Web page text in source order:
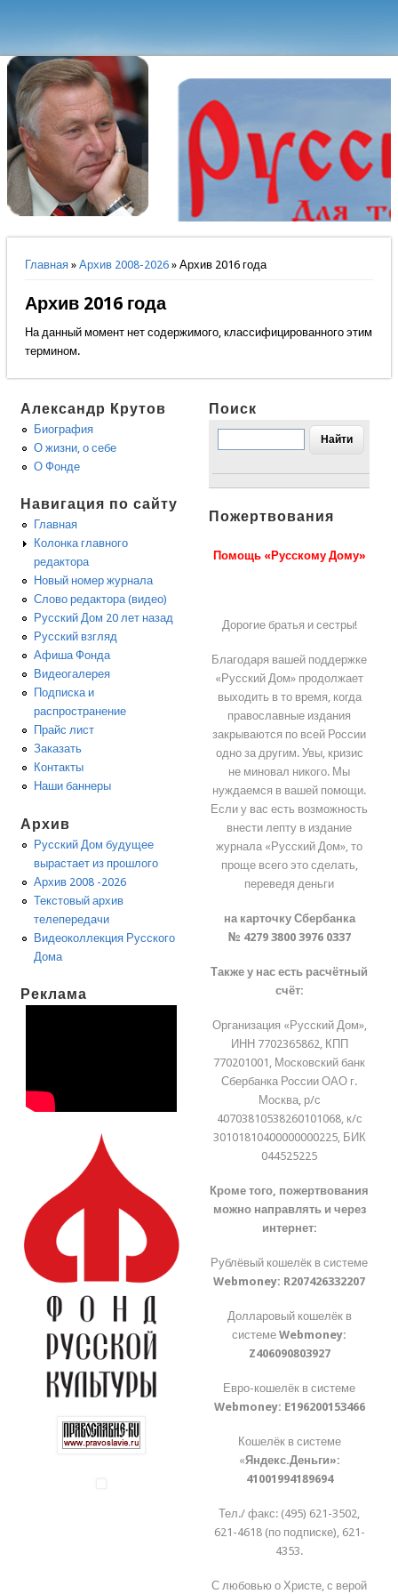
Вы здесь
Главная» Архив 2008-2026» Архив 2016 года
Архив 2016 года
На данный момент нет содержимого, классифицированного этим
термином.
Александр Крутов
Биография
О жизни, о себе
О Фонде
Навигация по сайту
Главная
Колонка главного
редактора
Новый номер журнала
Слово редактора (видео)
Русский Дом 20 лет назад
Русский взгляд
Афиша Фонда
Видеогалерея
Подписка и
распространение
Прайс лист
Заказать
Контакты
Наши баннеры
Архив
Русский Дом будущее
вырастает из прошлого
Архив 2008 -2026
Текстовый архив
телепередачи
Видеоколлекция Русского
Дома
Реклама
Поиск
Пожертвования
Помощь «Русскому Дому»
Дорогие братья и сестры!
Благодаря вашей поддержке
«Русский Дом» продолжает
выходить в то время, когда
православные издания
закрываются по всей России
одно за другим. Увы, кризис
не миновал никого. Мы
нуждаемся в вашей помощи.
Если у вас есть возможность
внести лепту в издание
журнала «Русский Дом», то
проще всего это сделать,
переведя деньги
на карточку Сбербанка
№ 4279 3800 3976 0337
Также у нас есть расчётный
счёт:
Организация «Русский Дом»,
ИНН 7702365862, КПП
770201001, Московский банк
Сбербанка России ОАО г.
Москва, р/с
40703810538260101068, к/с
30101810400000000225, БИК
044525225
Кроме того, пожертвования
можно направлять и через
интернет:
Рублёвый кошелёк в системе
Webmoney: R207426332207
Долларовый кошелёк в
системеWebmoney:
Z406090803927
Евро-кошелёк в системе
Webmoney: E196200153466
Кошелёк в системе
«Яндекс.Деньги»:
41001994189694
Тел./ факс: (495) 621-3502,
621-4618 (по подписке), 621-
4353.
С любовью о Христе, с верой